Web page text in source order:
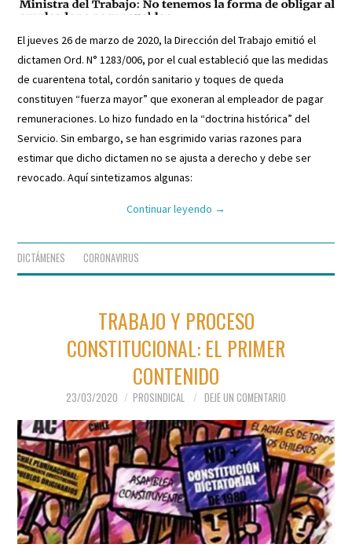
El jueves 26 de marzo de 2020, la Dirección del Trabajo emitió el
dictamen Ord. N° 1283/006, por el cual estableció que las medidas
de cuarentena total, cordón sanitario y toques de queda
constituyen “fuerza mayor” que exoneran al empleador de pagar
remuneraciones. Lo hizo fundado en la “doctrina histórica” del
Servicio. Sin embargo, se han esgrimido varias razones para
estimar que dicho dictamen no se ajusta a derecho y debe ser
revocado. Aquí sintetizamos algunas:
Continuar leyendo →
DICTÁMENES CORONAVIRUS
TRABAJO Y PROCESO
CONSTITUCIONAL: EL PRIMER
CONTENIDO
23/03/2020 PROSINDICAL DEJE UN COMENTARIO